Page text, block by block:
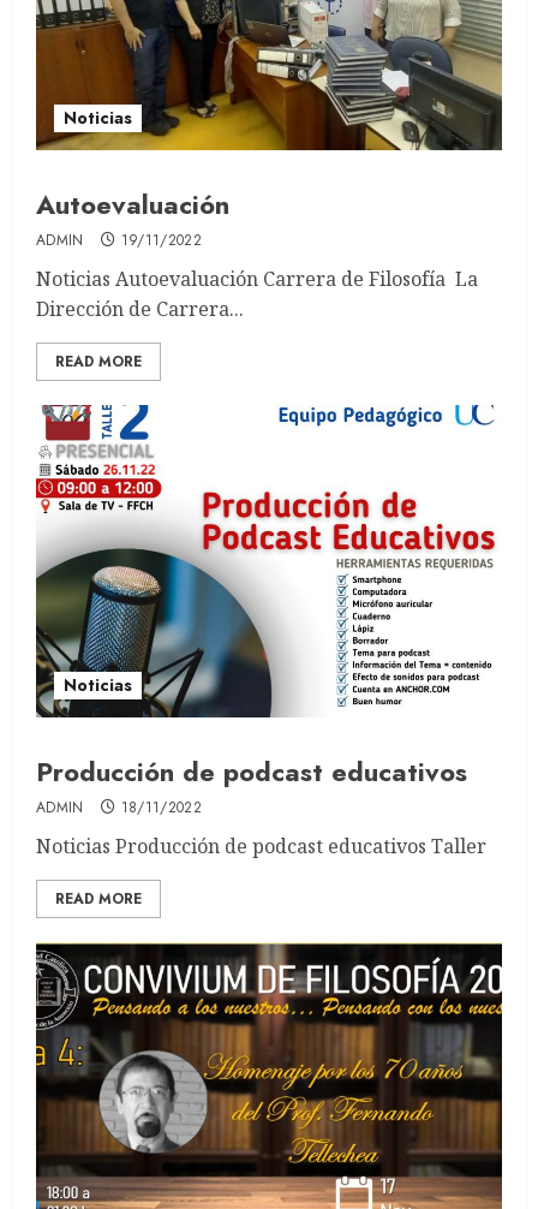
Noticias
Autoevaluación
ADMIN 19/11/2022
Noticias Autoevaluación Carrera de Filosofía La
Dirección de Carrera...
READ MORE
Noticias
Producción de podcast educativos
ADMIN 18/11/2022
Noticias Producción de podcast educativos Taller
READ MORE